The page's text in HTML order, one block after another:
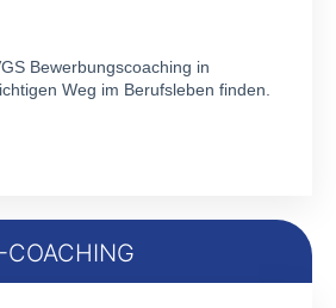
Bewerbungscoaching in
Weg im Berufsleben finden.
COACHING